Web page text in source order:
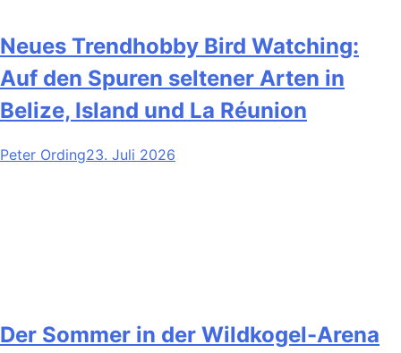
Neues Trendhobby Bird Watching:
Auf den Spuren seltener Arten in
Belize, Island und La Réunion
Peter Ording23. Juli 2026
Der Sommer in der Wildkogel-Arena